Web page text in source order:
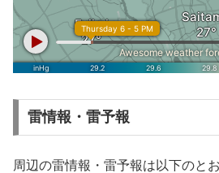
雷情報・雷予報
周辺の雷情報・雷予報は以下のとお